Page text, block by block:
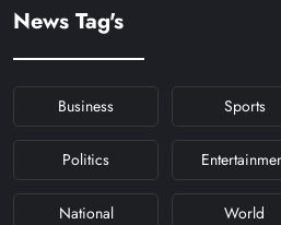
News Tag's
Business Sports
Politics
National World